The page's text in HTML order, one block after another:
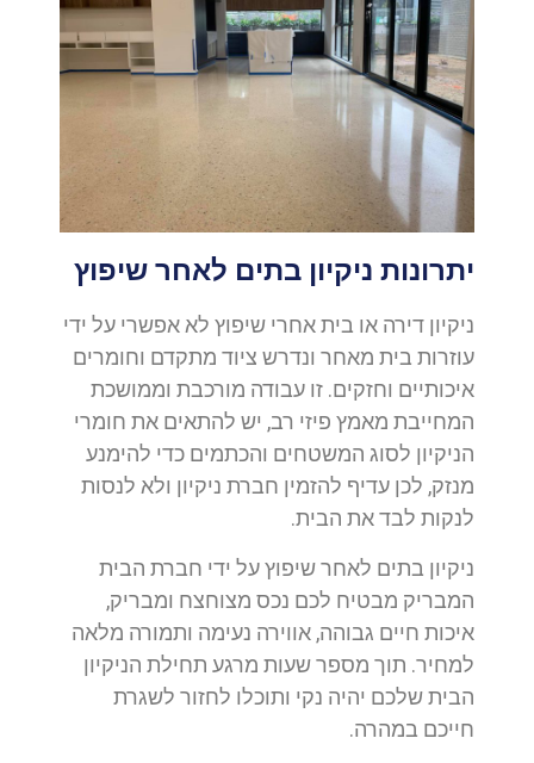
יתרונות ניקיון בתים לאחר שיפוץ
ניקיון דירה או בית אחרי שיפוץ לא אפשרי על ידי
עוזרות בית מאחר ונדרש ציוד מתקדם וחומרים
איכותיים וחזקים. זו עבודה מורכבת וממושכת
המחייבת מאמץ פיזי רב, יש להתאים את חומרי
הניקיון לסוג המשטחים והכתמים כדי להימנע
מנזק, לכן עדיף להזמין חברת ניקיון ולא לנסות
לנקות לבד את הבית.
ניקיון בתים לאחר שיפוץ על ידי חברת הבית
המבריק מבטיח לכם נכס מצוחצח ומבריק,
איכות חיים גבוהה, אווירה נעימה ותמורה מלאה
למחיר. תוך מספר שעות מרגע תחילת הניקיון
הבית שלכם יהיה נקי ותוכלו לחזור לשגרת
חייכם במהרה.